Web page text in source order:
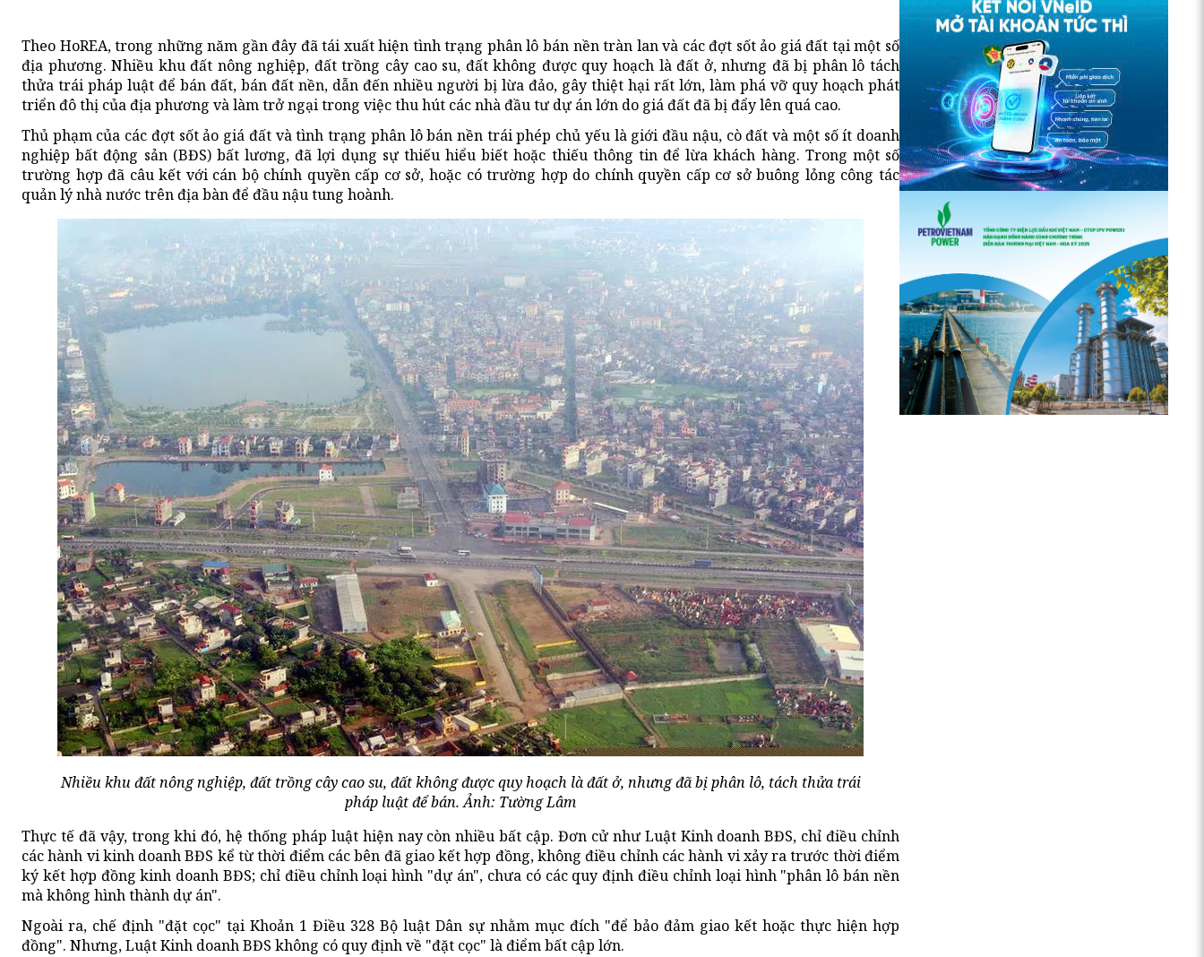
Theo HoREA, trong những năm gần đây đã tái xuất hiện tình trạng phân lô bán nền tràn lan và các đợt sốt ảo giá đất tại một số
địa phương. Nhiều khu đất nông nghiệp, đất trồng cây cao su, đất không được quy hoạch là đất ở, nhưng đã bị phân lô tách
thửa trái pháp luật để bán đất, bán đất nền, dẫn đến nhiều người bị lừa đảo, gây thiệt hại rất lớn, làm phá vỡ quy hoạch phát
triển đô thị của địa phương và làm trở ngại trong việc thu hút các nhà đầu tư dự án lớn do giá đất đã bị đẩy lên quá cao.
Thủ phạm của các đợt sốt ảo giá đất và tình trạng phân lô bán nền trái phép chủ yếu là giới đầu nậu, cò đất và một số ít doanh
nghiệp bất động sản (BĐS) bất lương, đã lợi dụng sự thiếu hiểu biết hoặc thiếu thông tin để lừa khách hàng. Trong một số
trường hợp đã câu kết với cán bộ chính quyền cấp cơ sở, hoặc có trường hợp do chính quyền cấp cơ sở buông lỏng công tác
quản lý nhà nước trên địa bàn để đầu nậu tung hoành.
Nhiều khu đất nông nghiệp, đất trồng cây cao su, đất không được quy hoạch là đất ở, nhưng đã bị phân lô, tách thửa trái
pháp luật để bán. Ảnh: Tường Lâm
Thực tế đã vậy, trong khi đó, hệ thống pháp luật hiện nay còn nhiều bất cập. Đơn cử như Luật Kinh doanh BĐS, chỉ điều chỉnh
các hành vi kinh doanh BĐS kể từ thời điểm các bên đã giao kết hợp đồng, không điều chỉnh các hành vi xảy ra trước thời điểm
ký kết hợp đồng kinh doanh BĐS; chỉ điều chỉnh loại hình "dự án", chưa có các quy định điều chỉnh loại hình "phân lô bán nền
mà không hình thành dự án".
Ngoài ra, chế định "đặt cọc" tại Khoản 1 Điều 328 Bộ luật Dân sự nhằm mục đích "để bảo đảm giao kết hoặc thực hiện hợp
đồng". Nhưng, Luật Kinh doanh BĐS không có quy định về "đặt cọc" là điểm bất cập lớn.